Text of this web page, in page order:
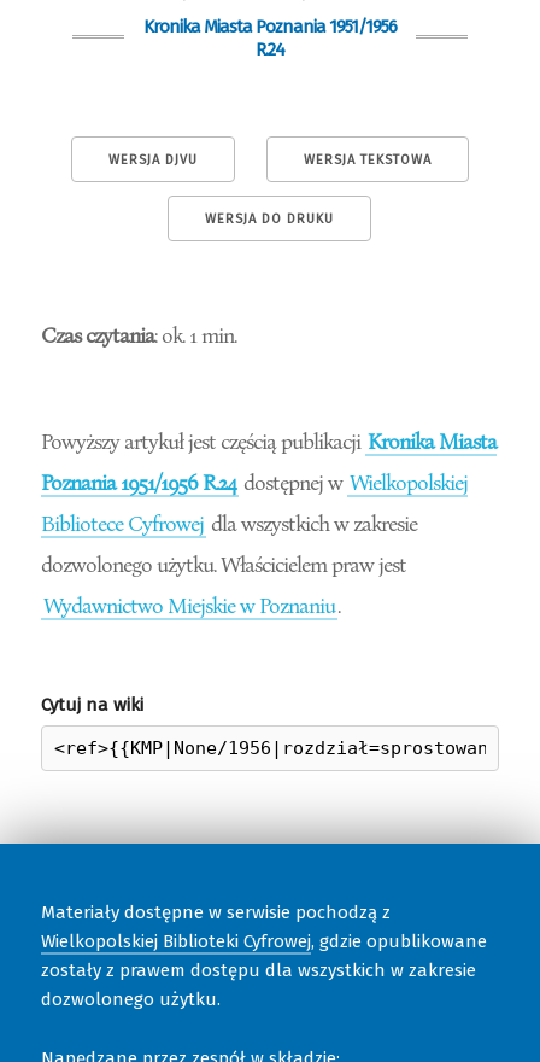
Kronika Miasta Poznania 1951/1956
R.24
WERSJA DJVU WERSJA TEKSTOWA
WERSJA DO DRUKU
Czas czytania: ok. 1 min.
Powyższy artykuł jest częścią publikacji Kronika Miasta
Poznania 1951/1956 R.24 dostępnej w Wielkopolskiej
Bibliotece Cyfrowej dla wszystkich w zakresie
dozwolonego użytku. Właścicielem praw jest
Wydawnictwo Miejskie w Poznaniu.
Cytuj na wiki
Materiały dostępne w serwisie pochodzą z
Wielkopolskiej Biblioteki Cyfrowej, gdzie opublikowane
zostały z prawem dostępu dla wszystkich w zakresie
dozwolonego użytku.